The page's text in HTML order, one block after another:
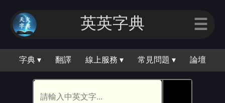
英英字典 ☰
字典 ▾ 翻譯 線上服務 ▾ 常見問題 ▾ 論壇